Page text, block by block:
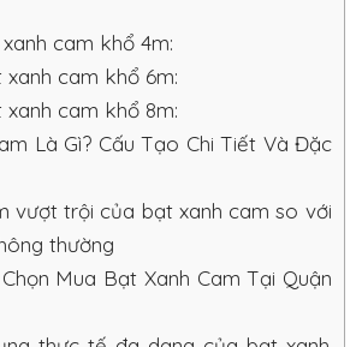
cam khổ 4m:
xanh cam khổ 6m:
xanh cam khổ 8m:
Là Gì? Cấu Tạo Chi Tiết Và Đặc
vượt trội của bạt xanh cam so với
thường
Mua Bạt Xanh Cam Tại Quận